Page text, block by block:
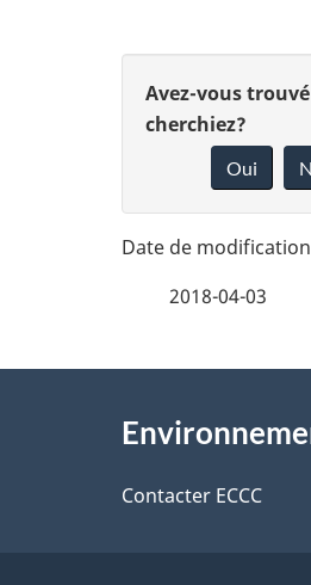
D
é
a
l
s
d
D
n
v
o
Avez-vous
cherchiez?
Oui
2018-04-03
propos
Contacter ECCC